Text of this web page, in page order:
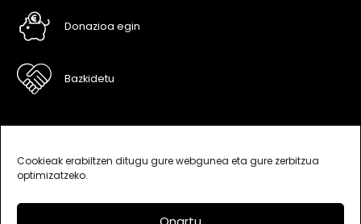
Cookieak erabiltzen ditugu gure webgunea eta gure zerbitzua
optimizatzeko.
Donazioa egin
Bazkidetu